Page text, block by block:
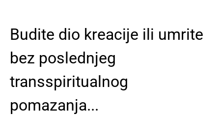
Budite dio kreacije ili umrite
bez poslednjeg
transspiritualnog
pomazanja...